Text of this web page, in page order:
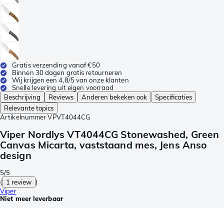
Gratis verzending vanaf €50
Binnen 30 dagen gratis retourneren
Wij krijgen een 4,8/5 van onze klanten
Snelle levering uit eigen voorraad
Beschrijving
Reviews Anderen bekeken ook
Specificaties
Relevante topics
Artikelnummer VPVT4044CG
Viper Nordlys VT4044CG Stonewashed, Green
Canvas Micarta, vaststaand mes, Jens Anso
design
5/5
( 1 review )
Viper
Niet meer leverbaar